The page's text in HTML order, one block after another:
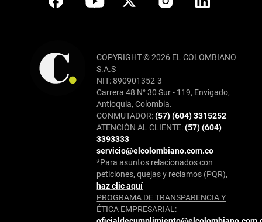
COPYRIGHT © 2026 EL COLOMBIANO
S.A.S
NIT: 890901352-3
Carrera 48 N° 30 Sur - 119, Envigado,
Antioquia, Colombia.
CONMUTADOR:(57) (604) 3315252
ATENCIÓN AL CLIENTE:(57) (604)
3393333
servicio@elcolombiano.com.co
*Para asuntos relacionados con
peticiones, quejas y reclamos (PQR),
haz clic aquí
PROGRAMA DE TRANSPARENCIA Y
ÉTICA EMPRESARIAL: